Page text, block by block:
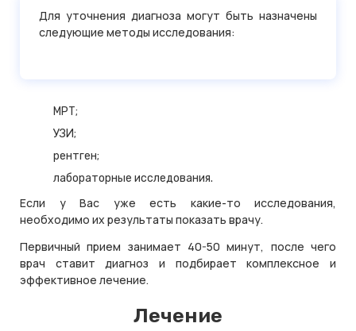
Для уточнения диагноза могут быть назначены
следующие методы исследования:
МРТ;
УЗИ;
рентген;
лабораторные исследования.
Если у Вас уже есть какие-то исследования,
необходимо их результаты показать врачу.
Первичный прием занимает 40-50 минут, после чего
врач ставит диагноз и подбирает комплексное и
эффективное лечение.
Лечение